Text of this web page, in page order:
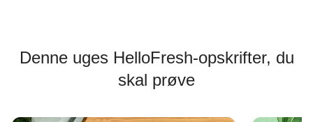
Denne uges HelloFresh-opskrifter, du
skal prøve